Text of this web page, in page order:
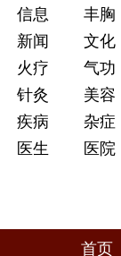
信息
丰胸
新闻
文化
火疗
气功
针灸
美容
疾病
杂症
医生
医院
首页